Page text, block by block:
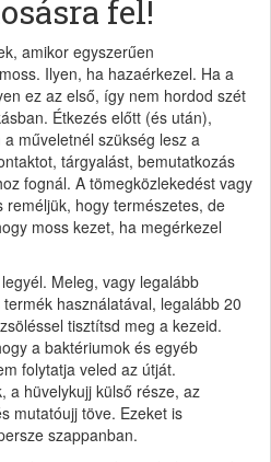
fel!
amikor egyszerűen
Ilyen, ha hazaérkezel. Ha a
ez az első, így nem hordod szét
Étkezés előtt (és után),
műveletnél szükség lesz a
tárgyalást, bemutatkozás
fognál. A tömegközlekedést vagy
hogy természetes, de
moss kezet, ha megérkezel
Meleg, vagy legalább
használatával, legalább 20
tisztítsd meg a kezeid.
a baktériumok és egyéb
folytatja veled az útját.
a hüvelykujj külső része, az
mutatóujj töve. Ezeket is
szappanban.